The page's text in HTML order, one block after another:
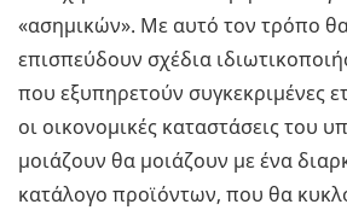
«ασημικών». Με αυτό τον τρόπο
επισπεύδουν σχέδια
που εξυπηρετούν συγκεκριμένες
οι οικονομικές καταστάσεις του
μοιάζουν θα μοιάζουν με ένα
κατάλογο προϊόντων, που θα